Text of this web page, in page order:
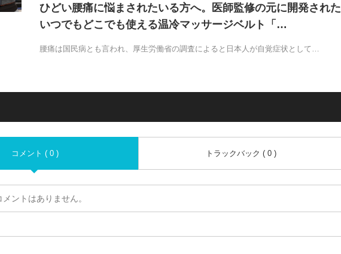
ひどい腰痛に悩まされたいる方へ。医師監修の元に開発された
いつでもどこでも使える温冷マッサージベルト「…
腰痛は国民病とも言われ、厚生労働省の調査によると日本人が自覚症状として…
コメント ( 0 ) トラックバック ( 0 )
ントはありません。